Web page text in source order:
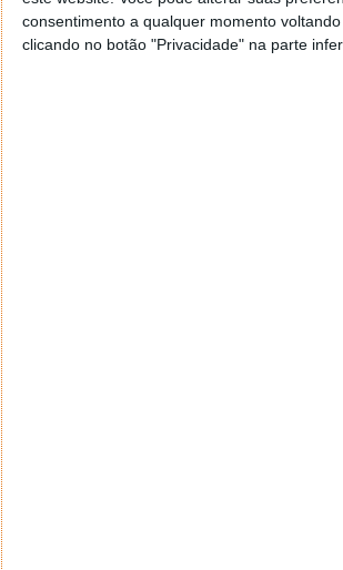
consentimento a qualquer momento
clicando no botão "Privacidade" na parte
Algo que pode ser útil nas conversas
Recibos de Leitura. Estes estão
para grupos pequenos do Telegram,